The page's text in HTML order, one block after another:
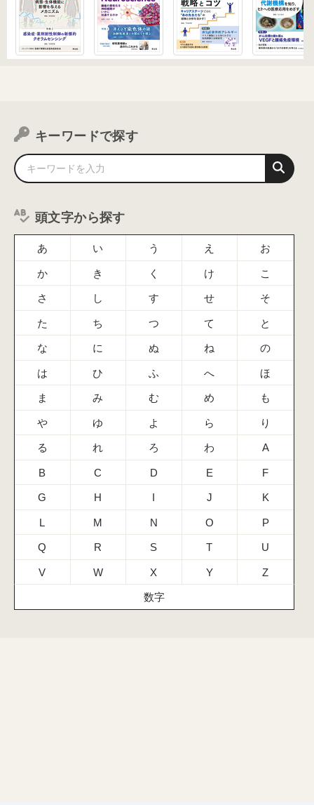
キーワードで探す
頭文字から探す
あ い う え お
か き く け こ
さ し す せ そ
た ち つ て と
な に ぬ ね の
は ひ ふ へ ほ
ま み む め も
や ゆ よ ら り
る れ ろ わ A
B C D E F
G H I J K
L M N O P
Q R S T U
V W X Y Z
数字